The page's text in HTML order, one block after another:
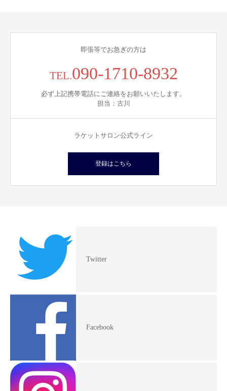
即張等でお急ぎの方は
TEL.090-1710-8932
必ず上記携帯電話にご連絡をお願いいたします。
担当：古川
ラケットサロン公式ライン
登録はこちら
Twitter
Facebook